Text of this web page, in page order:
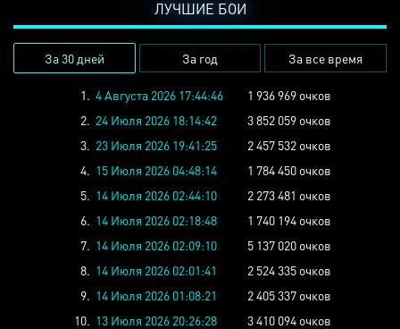
ЛУЧШИЕ БОИ
За 30 дней За год За все время
1. 4 Августа 2026 17:44:46
1 936 969 очков
2. 24 Июля 2026 18:14:42
3 852 059 очков
3. 23 Июля 2026 19:41:25
2 457 532 очков
4. 15 Июля 2026 04:48:14
1 784 450 очков
5. 14 Июля 2026 02:44:10
2 273 481 очков
6. 14 Июля 2026 02:18:48
1 740 194 очков
7. 14 Июля 2026 02:09:10
5 137 020 очков
8. 14 Июля 2026 02:01:41
2 524 335 очков
9. 14 Июля 2026 01:08:21
2 405 337 очков
10. 13 Июля 2026 20:26:28 3 410 094 очков